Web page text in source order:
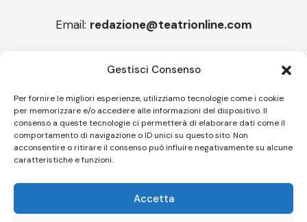
Gestisci Consenso
Per fornire le migliori esperienze, utilizziamo tecnologie come i cookie
per memorizzare e/o accedere alle informazioni del dispositivo. Il
consenso a queste tecnologie ci permetterà di elaborare dati come il
comportamento di navigazione o ID unici su questo sito. Non
acconsentire o ritirare il consenso può influire negativamente su alcune
caratteristiche e funzioni.
Accetta
Email: redazione@teatrionline.com
“Cico festival! Oltre 1500 spettatori a Filadelfia